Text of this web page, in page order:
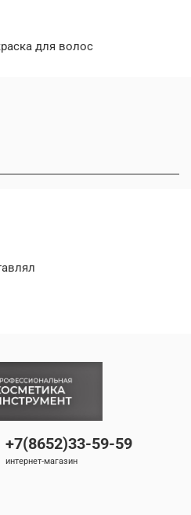
для волос
+7(8652)33-59-59
интернет-магазин